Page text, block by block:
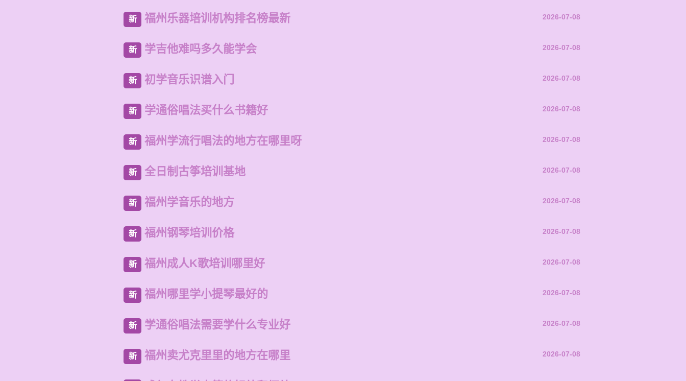
新 福州乐器培训机构排名榜最新 2026-07-08
新 学吉他难吗多久能学会 2026-07-08
新 初学音乐识谱入门 2026-07-08
新 学通俗唱法买什么书籍好 2026-07-08
新 福州学流行唱法的地方在哪里呀 2026-07-08
新 全日制古筝培训基地 2026-07-08
新 福州学音乐的地方 2026-07-08
新 福州钢琴培训价格 2026-07-08
新 福州成人K歌培训哪里好 2026-07-08
新 福州哪里学小提琴最好的 2026-07-08
新 学通俗唱法需要学什么专业好 2026-07-08
新 福州卖尤克里里的地方在哪里 2026-07-08